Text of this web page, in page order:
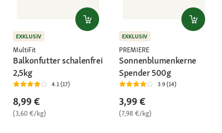
EXKLUSIV
MultiFit
Balkonfutter schalenfrei
2,5kg
4.1 (17)
8,99 €
(3,60 €/kg)
EXKLUSIV
PREMIERE
Sonnenblumenkerne
Spender 500g
3.9 (14)
3,99 €
(7,98 €/kg)